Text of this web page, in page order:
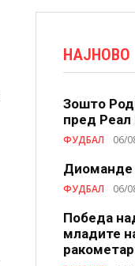
НАЈНОВО
Зошто
пред
ФУДБАЛ 06/
Диоманде
ФУДБАЛ 06/
Победа
младите